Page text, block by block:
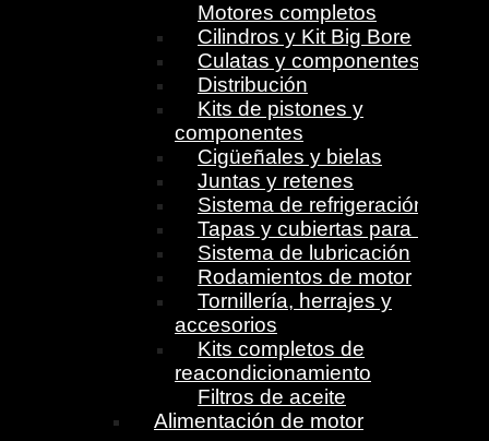
Motores completos
Cilindros y Kit Big Bore
Culatas y componentes
Distribución
Kits de pistones y
componentes
Cigüeñales y bielas
Juntas y retenes
Sistema de refrigeración
Tapas y cubiertas para motor
Sistema de lubricación
Rodamientos de motor
Tornillería, herrajes y
accesorios
Kits completos de
reacondicionamiento
Filtros de aceite
Alimentación de motor